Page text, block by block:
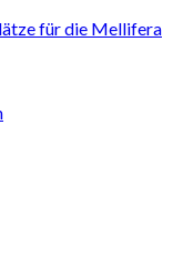
für die Mellifera